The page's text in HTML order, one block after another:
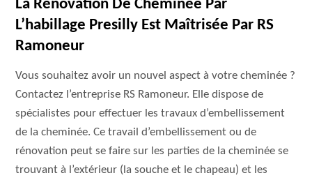
La Rénovation De Cheminée Par
L’habillage Presilly Est Maîtrisée Par RS
Ramoneur
Vous souhaitez avoir un nouvel aspect à votre cheminée ?
Contactez l’entreprise RS Ramoneur. Elle dispose de
spécialistes pour effectuer les travaux d’embellissement
de la cheminée. Ce travail d’embellissement ou de
rénovation peut se faire sur les parties de la cheminée se
trouvant à l’extérieur (la souche et le chapeau) et les